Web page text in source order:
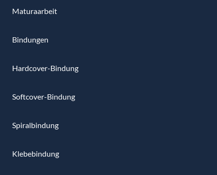
Maturaarbeit
Bindungen
Hardcover-Bindung
Softcover-Bindung
Spiralbindung
Klebebindung